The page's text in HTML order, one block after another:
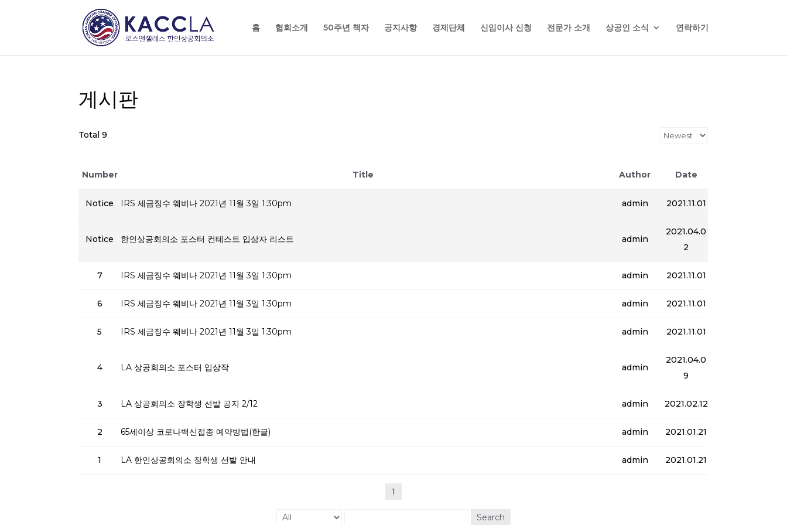
홈 협회소개 50주년 책자 공지사항 경제단체 신임이사 신청 전문가 소개 상공인 소식 연락하기
게시판
Total 9
Number Title Author Date
Notice IRS 세금징수 웨비나 2021년 11월 3일 1:30pm admin 2021.11.01
Notice 한인상공회의소 포스터 컨테스트 입상자 리스트 admin
2021.04.0
2
7 IRS 세금징수 웨비나 2021년 11월 3일 1:30pm admin 2021.11.01
6 IRS 세금징수 웨비나 2021년 11월 3일 1:30pm admin 2021.11.01
5 IRS 세금징수 웨비나 2021년 11월 3일 1:30pm admin 2021.11.01
4 LA 상공회의소 포스터 입상작 admin
2021.04.0
9
3 LA 상공회의소 장학생 선발 공지 2/12 admin 2021.02.12
2 65세이상 코로나백신접종 예약방법(한글) admin 2021.01.21
1 LA 한인상공회의소 장학생 선발 안내 admin 2021.01.21
1
Search